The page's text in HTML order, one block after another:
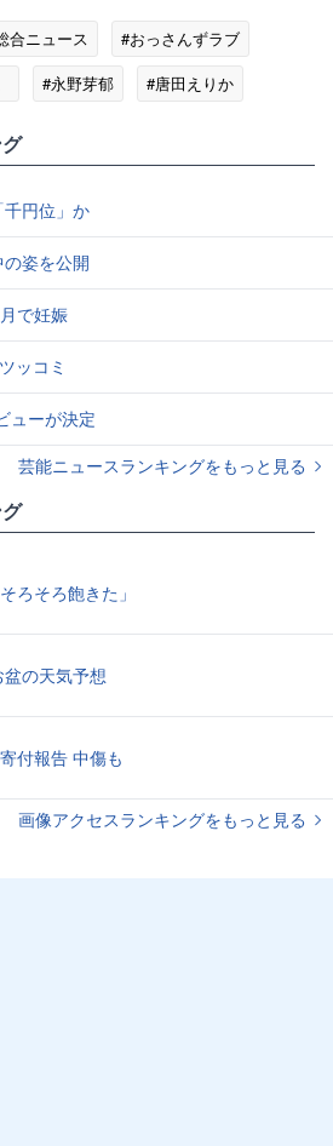
合ニュース
#おっさんずラブ
#永野芽郁
#唐田えりか
円位」か
姿を公開
で妊娠
ッコミ
ューが決定
芸能ニュースランキングをもっと見る
ろそろ飽きた」
盆の天気予想
付報告 中傷も
画像アクセスランキングをもっと見る